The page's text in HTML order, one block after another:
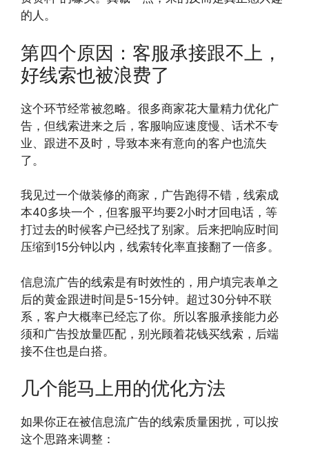
的人。
第四个原因：客服承接跟不上，
好线索也被浪费了
这个环节经常被忽略。很多商家花大量精力优化广
告，但线索进来之后，客服响应速度慢、话术不专
业、跟进不及时，导致本来有意向的客户也流失
了。
我见过一个做装修的商家，广告跑得不错，线索成
本40多块一个，但客服平均要2小时才回电话，等
打过去的时候客户已经找了别家。后来把响应时间
压缩到15分钟以内，线索转化率直接翻了一倍多。
信息流广告的线索是有时效性的，用户填完表单之
后的黄金跟进时间是5-15分钟。超过30分钟不联
系，客户大概率已经忘了你。所以客服承接能力必
须和广告投放量匹配，别光顾着花钱买线索，后端
接不住也是白搭。
几个能马上用的优化方法
如果你正在被信息流广告的线索质量困扰，可以按
这个思路来调整：